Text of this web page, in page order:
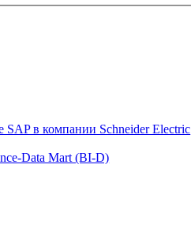
SAP в компании Schneider Electric
Data Mart (BI-D)